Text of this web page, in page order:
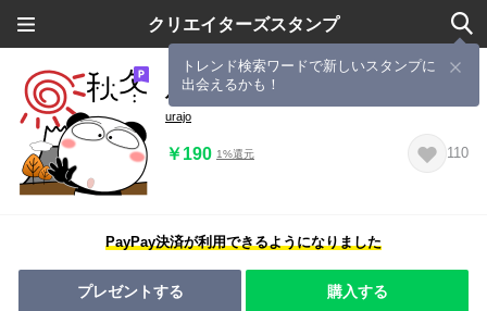
クリエイターズスタンプ
トレンド検索ワードで新しいスタンプに
出会えるかも！
パンダ★秋冬 冬がはじまるよ
urajo
￥190 1%還元 110
PayPay決済が利用できるようになりました
プレゼントする 購入する